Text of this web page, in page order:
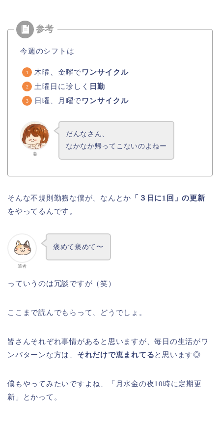
今週のシフトは
木曜、金曜でワンサイクル
土曜日に珍しく 日勤
日曜、月曜でワンサイクル
妻
だんなさん、
なかなか帰ってこないのよねー
そんな不規則勤務な僕が、なんとか 「３日に1回」の更新
をやってるんです。
筆者
褒めて褒めて〜
っていうのは冗談ですが（笑）
ここまで読んでもらって、どうでしょ。
皆さんそれぞれ事情があると思いますが、毎日の生活がワ
ンパターンな方は、 それだけで恵まれてると思います◎
僕もやってみたいですよね、「月水金の夜10時に定期更
新」とかって。